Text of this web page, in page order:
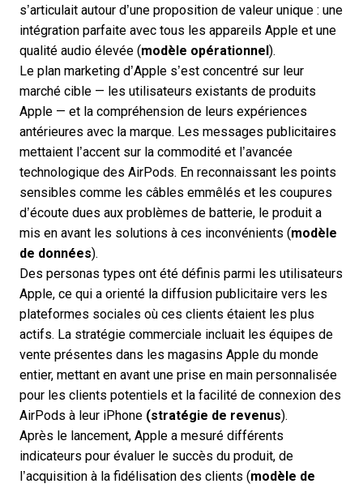
s’articulait autour d’une proposition de valeur unique : une
intégration parfaite avec tous les appareils Apple et une
qualité audio élevée (modèle opérationnel ).
Le plan marketing d’Apple s’est concentré sur leur
marché cible — les utilisateurs existants de produits
Apple — et la compréhension de leurs expériences
antérieures avec la marque. Les messages publicitaires
mettaient l’accent sur la commodité et l’avancée
technologique des AirPods. En reconnaissant les points
sensibles comme les câbles emmêlés et les coupures
d’écoute dues aux problèmes de batterie, le produit a
mis en avant les solutions à ces inconvénients (modèle
de données).
Des personas types ont été définis parmi les utilisateurs
Apple, ce qui a orienté la diffusion publicitaire vers les
plateformes sociales où ces clients étaient les plus
actifs. La stratégie commerciale incluait les équipes de
vente présentes dans les magasins Apple du monde
entier, mettant en avant une prise en main personnalisée
pour les clients potentiels et la facilité de connexion des
AirPods à leur iPhone (stratégie de revenus).
Après le lancement, Apple a mesuré différents
indicateurs pour évaluer le succès du produit, de
l’acquisition à la fidélisation des clients (modèle de